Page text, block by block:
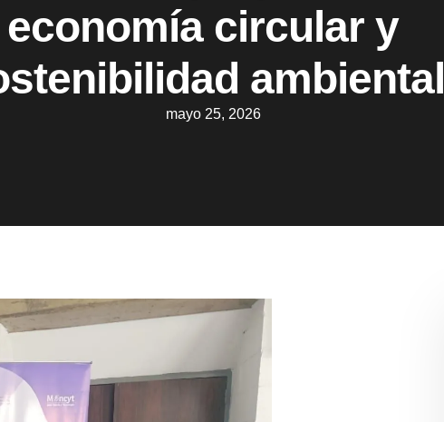
economía circular y
ambiental
mayo 25, 2026